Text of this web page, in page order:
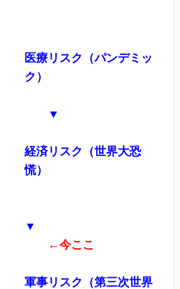
医療リスク（パンデミッ
ク）
▼
経済リスク（世界大恐
慌）
▼
←今ここ
軍事リスク（第三次世界